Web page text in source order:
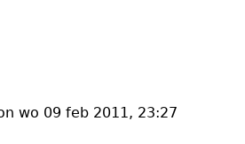
wo 09 feb 2011, 23:27